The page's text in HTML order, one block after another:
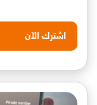
اشترك الآن